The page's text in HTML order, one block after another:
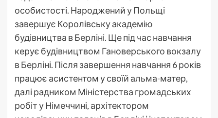
особистості. Народжений у Польщі
завершує Королівську академію
будівництва в Берліні. Ще під час навчання
керує будівництвом Гановерського вокзалу
в Берліні. Після завершення навчання 6 років
працює асистентом у своїй альма-матер,
далі радником Міністерства громадських
робіт у Німеччині, архітектором